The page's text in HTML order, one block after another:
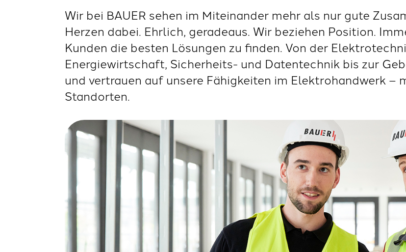
Wir bei BAUER sehen im Miteinander mehr als nur gute
Herzen dabei. Ehrlich, geradeaus. Wir beziehen Position.
Kunden die besten Lösungen zu finden. Von der
Energiewirtschaft, Sicherheits- und Datentechnik bis zur
und vertrauen auf unsere Fähigkeiten im Elektrohandwerk –
Standorten.